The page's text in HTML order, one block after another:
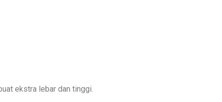
ekstra lebar dan tinggi.